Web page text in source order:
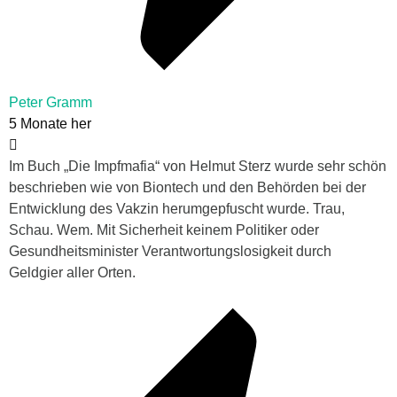
Peter Gramm
5 Monate her
Im Buch „Die Impfmafia“ von Helmut Sterz wurde sehr schön
beschrieben wie von Biontech und den Behörden bei der
Entwicklung des Vakzin herumgepfuscht wurde. Trau,
Schau. Wem. Mit Sicherheit keinem Politiker oder
Gesundheitsminister Verantwortungslosigkeit durch
Geldgier aller Orten.